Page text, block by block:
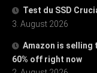
Test du SSD
3. August 2026
Amazon is selling
60% off right now